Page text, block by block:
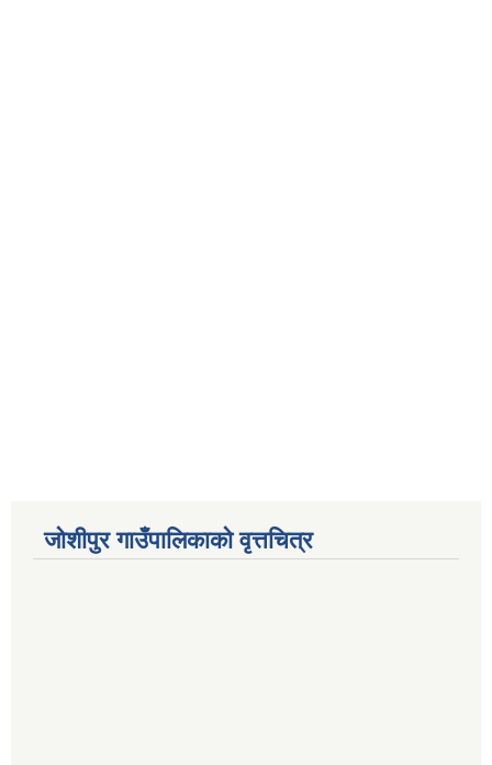
जोशीपुर गाउँपालिकाको वृत्तचित्र